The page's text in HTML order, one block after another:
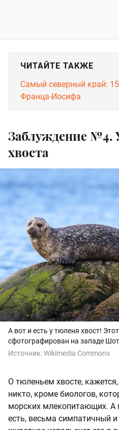
ЧИТАЙТЕ ТАКЖЕ
Самый северный край:
Франца-Иосифа
Заблуждение №4.
хвоста
А вот и есть у тюленя хвост!
сфотографирован на западе
Источник:Wikimedia Commons
О тюленьем хвосте,
никто, кроме биологов,
морских млекопитающих. А
есть, весьма симпатичный